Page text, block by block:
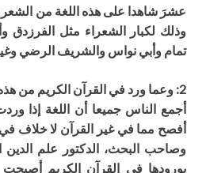
عشرَ شاهدا على هذه اللغة من الشعر
وذلك لكبار الشعراء مثل الفرزدق
تمام وأبي نواس والشريف الرضي
2: وعما ورد في القرآن الكريم من
أجمع الناس جميعا أن اللغة إذا
أفصح مما في غير القرآن لا خلاف
وصاحب البحث، الدكتور علم الدين
بورودها في القرآن الكريم